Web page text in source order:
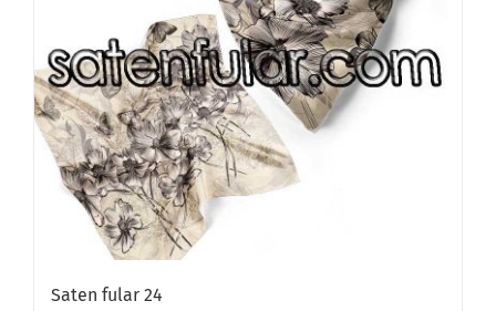
Saten fular 24